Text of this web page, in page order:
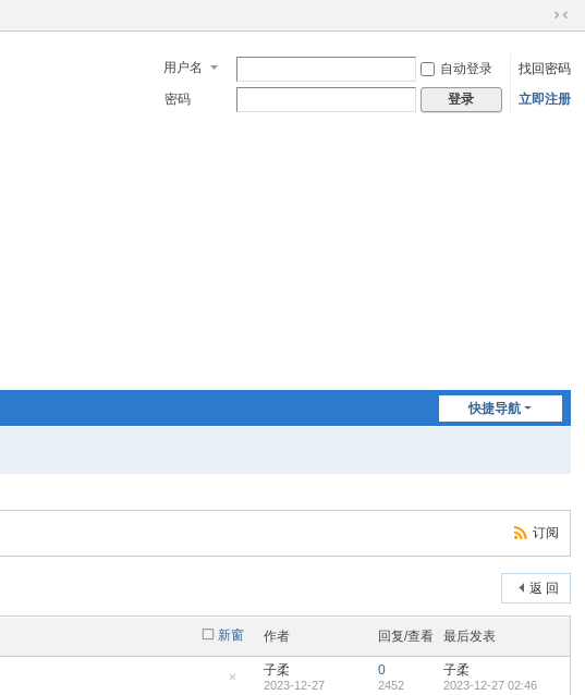
切
到
窄
用户名 自动登录
找回密码
密码
登录 立即注册
快捷导航
订阅
返 回
新窗 作者 回复/查看 最后发表
子柔
2023-12-27
0
2452
子柔
2023-12-27 02:46